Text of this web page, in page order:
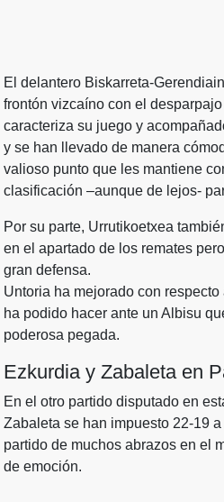
El delantero Biskarreta-
frontón vizcaíno con el
caracteriza su juego y
y se han llevado de manera
valioso punto que les mantiene
clasificación –aunque de lejos-
Por su parte, Urrutikoetxea
en el apartado de los remates
gran defensa.
Untoria ha mejorado con
ha podido hacer ante un Albisu
poderosa pegada.
Ezkurdia y Zabaleta en
En el otro partido disputado en
Zabaleta se han impuesto 22-19
partido de muchos abrazos en el
de emoción.